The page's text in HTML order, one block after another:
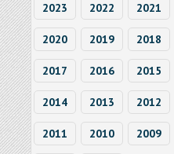
2023 2022 2021
2020 2019 2018
2017 2016 2015
2014 2013 2012
2011 2010 2009